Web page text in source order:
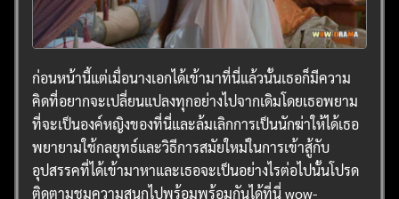
ก่อนหน้านี้แต่เมื่อนางเอกได้เข้ามาที่นี่แล้วนั้นเธอก็มีความ
คิดที่อยากจะเปลี่ยนแปลงทุกอย่างไปจากเดิมโดยเธอพยาม
ที่จะเป็นองค์หญิงของที่นี่และล้มเลิกการเป็นนักฆ่าให้ได้เธอ
พยายามใช้กลยุทธ์และวิธีการสมัยใหม่ในการเข้าสู้กับ
อุปสรรคที่ได้เข้ามาหาและเธอจะเป็นอย่างไรต่อไปนั้นโปรด
ติดตามชมความสนุกไปพร้อมพร้อมกันได้ที่นี่ wow-